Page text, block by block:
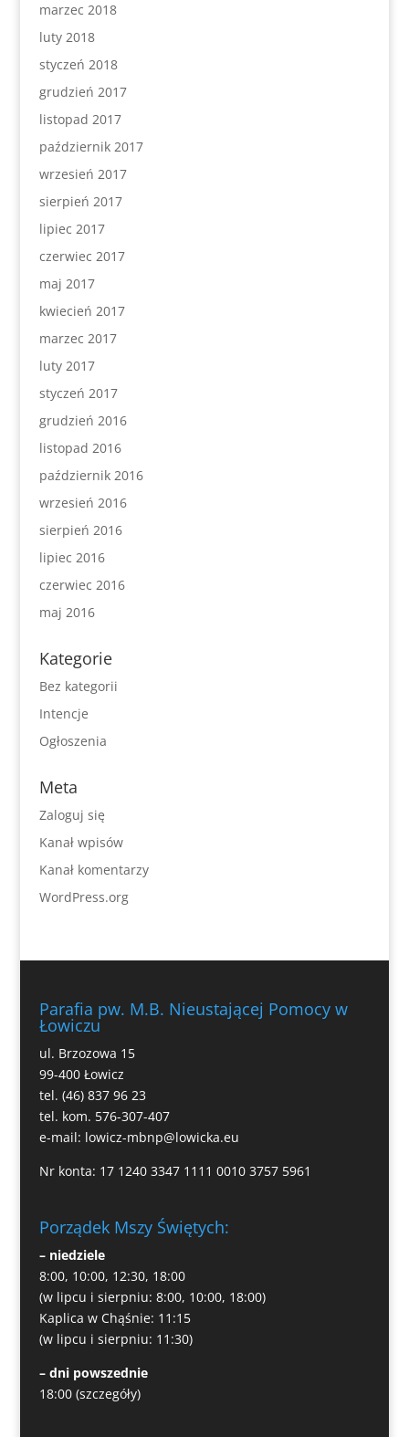
marzec 2018
luty 2018
styczeń 2018
grudzień 2017
listopad 2017
październik 2017
wrzesień 2017
sierpień 2017
lipiec 2017
czerwiec 2017
maj 2017
kwiecień 2017
marzec 2017
luty 2017
styczeń 2017
grudzień 2016
listopad 2016
październik 2016
wrzesień 2016
sierpień 2016
lipiec 2016
czerwiec 2016
maj 2016
Kategorie
Bez kategorii
Intencje
Ogłoszenia
Meta
Zaloguj się
Kanał wpisów
Kanał komentarzy
WordPress.org
Parafia pw. M.B. Nieustającej Pomocy w
Łowiczu
ul. Brzozowa 15
99-400 Łowicz
tel. (46) 837 96 23
tel. kom. 576-307-407
e-mail: lowicz-mbnp@lowicka.eu
Nr konta: 17 1240 3347 1111 0010 3757 5961
Porządek Mszy Świętych:
– niedziele
8:00, 10:00, 12:30, 18:00
(w lipcu i sierpniu: 8:00, 10:00, 18:00)
Kaplica w Chąśnie: 11:15
(w lipcu i sierpniu: 11:30)
– dni powszednie
18:00 (szczegóły)